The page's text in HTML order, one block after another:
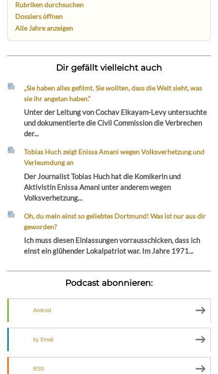
Rubriken durchsuchen
Dossiers öffnen
Alle Jahre anzeigen
Dir gefällt vielleicht auch
„Sie haben alles gefilmt. Sie wollten, dass die Welt sieht, was
sie ihr angetan haben.“
Unter der Leitung von Cochav Elkayam-Levy untersuchte
und dokumentierte die Civil Commission die Verbrechen
der...
Tobias Huch zeigt Enissa Amani wegen Volksverhetzung und
Verleumdung an
Der Journalist Tobias Huch hat die Komikerin und
Aktivistin Enissa Amani unter anderem wegen
Volksverhetzung...
Oh, du mein einst so geliebtes Dortmund! Was ist nur aus dir
geworden?
Ich muss diesen Einlassungen vorrausschicken, dass ich
einst ein glühender Lokalpatriot war. Im Jahre 1971...
Podcast abonnieren:
Android
by Email
RSS